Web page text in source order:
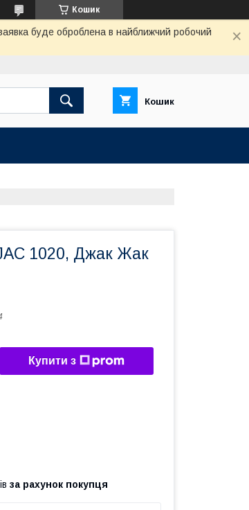
Кошик
буде оброблена в найближчий робочий
Кошик
1020, Джак Жак
Купити з
за рахунок покупця